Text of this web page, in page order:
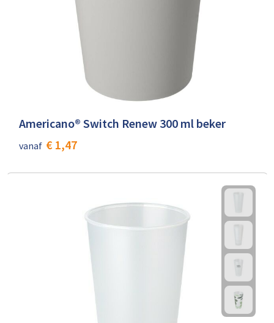
Americano® Switch Renew 300 ml beker
vanaf € 1,47